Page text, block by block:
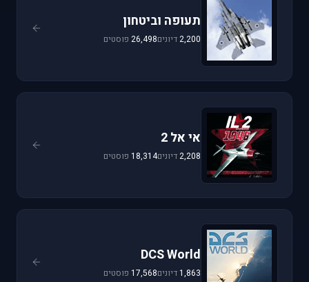
תעופה וביטחון
2,200דיונים26,498 פוסטים
אי אל 2
2,208דיונים18,314 פוסטים
DCS World
1,863דיונים17,568 פוסטים